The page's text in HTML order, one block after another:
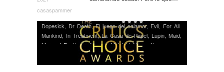
casaspammer
Dopesick, Dr Death,El juego del calamar, Evil, For All
Mankind, In Treatment,La Casa de Papel, Lupin, Maid,
Mare of Easttown,Marvel,Midnight Mass
Narcos
Nine Perfect Strangers, Noticias,
Series,Sex Education,Succession,Ted Lasso,The